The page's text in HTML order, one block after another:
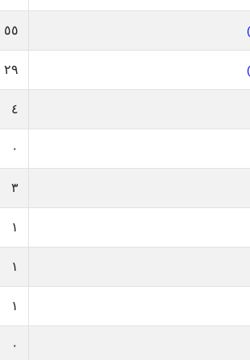
٥٥
٢٩
٤
٠
٣
١
١
١
٠